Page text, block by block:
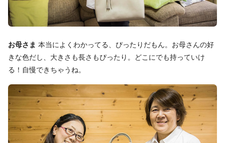
お母さま 本当によくわかってる、ぴったりだもん。お母さんの好
きな色だし、大きさも長さもぴったり。どこにでも持っていけ
る！自慢できちゃうね。